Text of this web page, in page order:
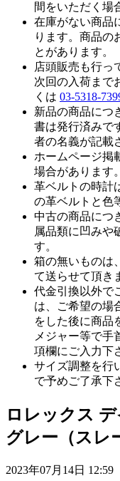
間をいただく場
在庫がない商品
ります。商品の
とがあります。
店頭販売も行っ
次回の入荷まで
くは 03-5318-
新品の商品につ
書は発行済みで
者の名義が記載
ホームページ掲
場合があります。
革ベルトの時計
の革ベルトと色
中古の商品につ
属品類に凹みや
す。
箱の無いものは
て送らせて頂き
代金引換以外で
は、ご希望の場
をした後に商品
メジャー等で手
項欄にご入力下
サイズ調整を行
で予めご了承下
ロレックス
グレー（スレ
2023年07月14日 12:59